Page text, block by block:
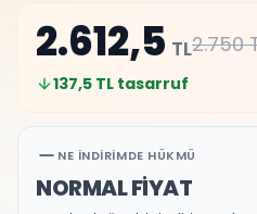
2.612,5 TL2.750
137,5 TL tasarruf
NE İNDIRIMDE HÜKMÜ
NORMAL FİYAT